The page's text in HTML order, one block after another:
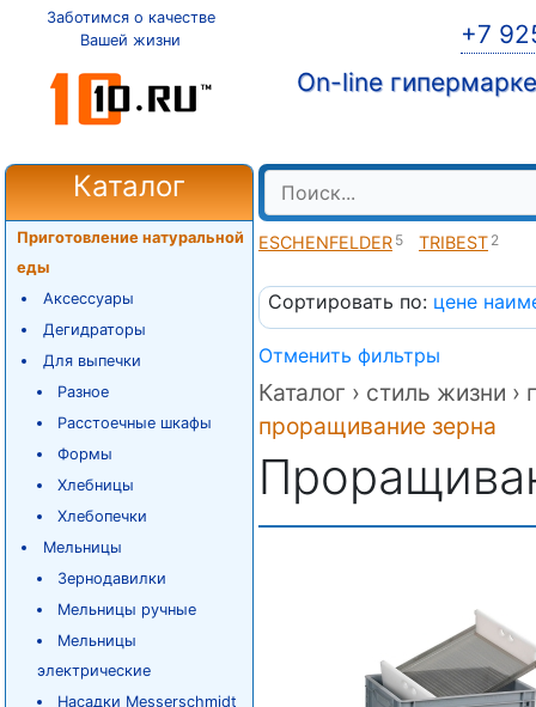
Заботимся о качестве
Вашей жизни
+7
On-line
Каталог
Приготовление натуральной
еды
Аксессуары
Дегидраторы
Для выпечки
Разное
Расстоечные шкафы
Формы
Хлебницы
Хлебопечки
Мельницы
Зернодавилки
Мельницы ручные
Мельницы
электрические
Насадки Messerschmidt
ESCHENFELDER 5 TRIBEST 2
Сортировать по: цене
Отменить фильтры
Каталог › стиль жизни ›
проращивание зерна